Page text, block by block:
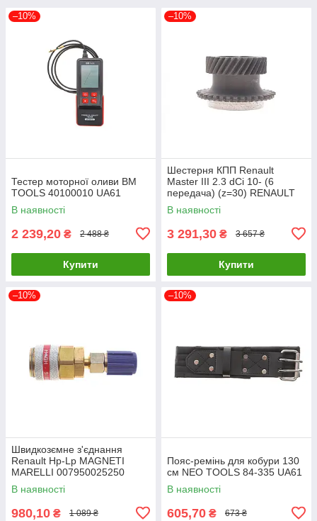
–10%
Тестер моторної оливи BM
TOOLS 40100010 UA61
В наявності
2 239,20 ₴ 2 488 ₴
Купити
–10%
Шестерня КПП Renault
Master III 2.3 dCi 10- (6
передача) (z=30) RENAULT
8200022613 UA61
В наявності
3 291,30 ₴ 3 657 ₴
Купити
–10%
Швидкозємне з'єднання
Renault Hp-Lp MAGNETI
MARELLI 007950025250
UA61
В наявності
980,10 ₴ 1 089 ₴
–10%
Пояс-ремінь для кобури 130
см NEO TOOLS 84-335 UA61
В наявності
605,70 ₴ 673 ₴